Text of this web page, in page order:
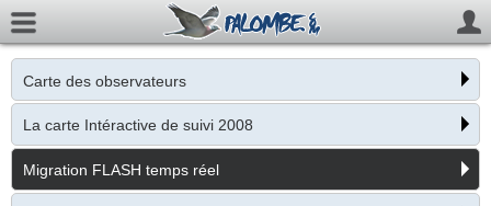
Carte des observateurs
La carte Intéractive de suivi 2008
Migration FLASH temps réel